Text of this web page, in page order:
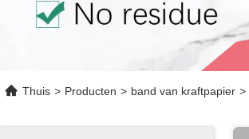
Thuis > Producten > band van kraftpapier >